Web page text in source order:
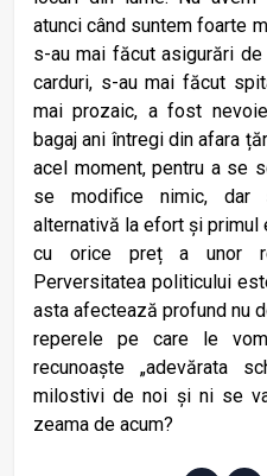
atunci când suntem foarte
s-au mai făcut asigurări
carduri, s-au mai făcut
mai prozaic, a fost
bagaj ani întregi din afara
acel moment, pentru a se
se modifice nimic, dar
alternativă la efort și
cu orice preț a unor
Perversitatea politicului
asta afectează profund nu
reperele pe care le
recunoaște „adevărata
milostivi de noi și ni se
zeama de acum?